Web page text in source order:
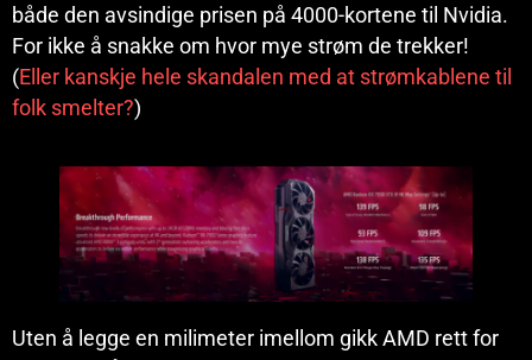
både den avsindige prisen på 4000-kortene til Nvidia.
For ikke å snakke om hvor mye strøm de trekker!
(Eller kanskje hele skandalen med at strømkablene til
folk smelter?)
Uten å legge en milimeter imellom gikk AMD rett for